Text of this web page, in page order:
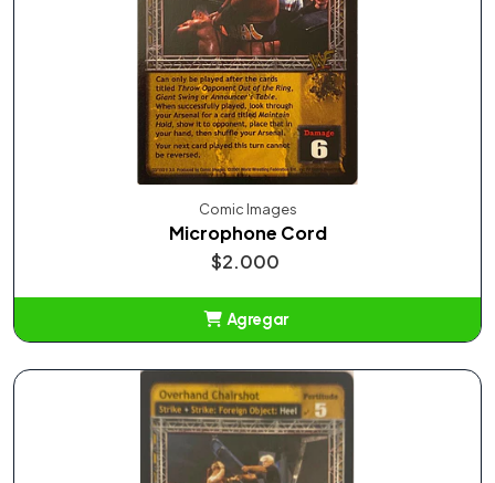
Comic Images
Microphone Cord
$2.000
Agregar